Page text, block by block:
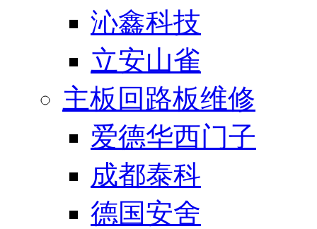
沁鑫科技
立安山雀
主板回路板维修
爱德华西门子
成都泰科
德国安舍